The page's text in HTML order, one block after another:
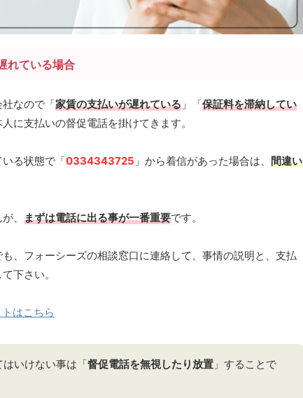
れている場合
なので「家賃の支払いが遅れている 」「保証料を滞納してい
に支払いの督促電話を掛けてきます。
る状態で「0334343725 」から着信があった場合は、 間違い
、 まずは電話に出る事が一番重要です。
、フォーシーズの相談窓口に連絡して、事情の説明と、支払
下さい。
はこちら
いけない事は「督促電話を無視したり放置 」することで